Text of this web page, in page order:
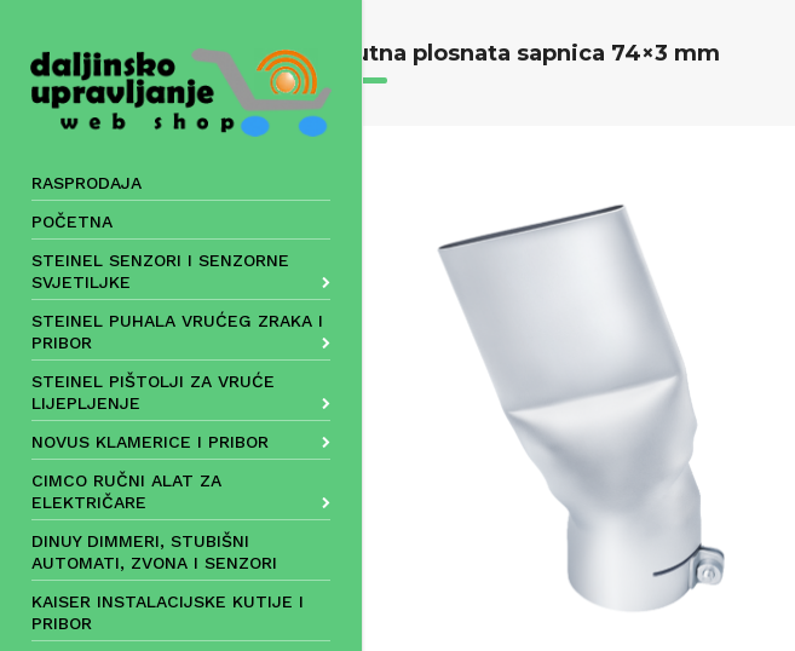
RASPRODAJA
POČETNA
STEINEL SENZORI I SENZORNE
SVJETILJKE
STEINEL PUHALA VRUĆEG ZRAKA I
PRIBOR
STEINEL PIŠTOLJI ZA VRUĆE
LIJEPLJENJE
NOVUS KLAMERICE I PRIBOR
CIMCO RUČNI ALAT ZA
ELEKTRIČARE
DINUY DIMMERI, STUBIŠNI
AUTOMATI, ZVONA I SENZORI
KAISER INSTALACIJSKE KUTIJE I
PRIBOR
content
Kutna plosnata sapnica 74×3 mm